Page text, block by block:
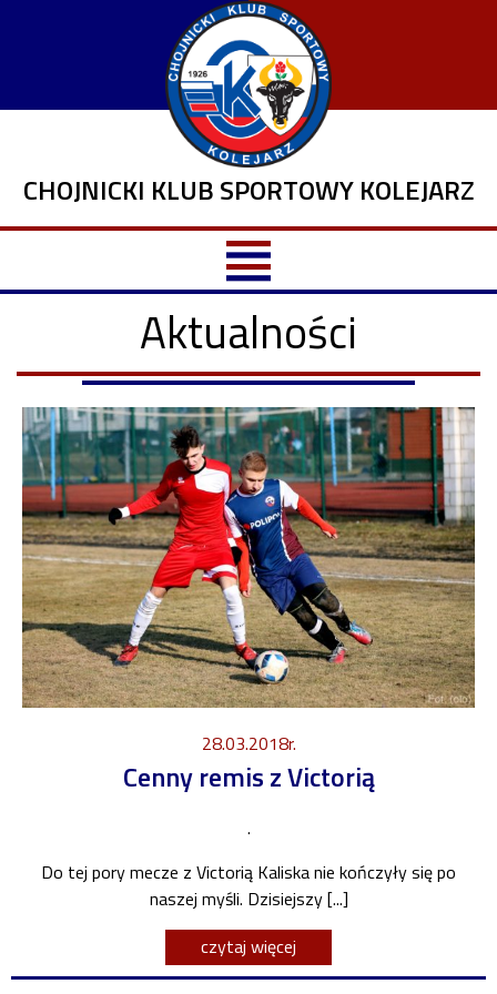
CHOJNICKI KLUB SPORTOWY KOLEJARZ
Aktualności
28.03.2018r.
Cenny remis z Victorią
.
Do tej pory mecze z Victorią Kaliska nie kończyły się po
naszej myśli. Dzisiejszy [...]
czytaj więcej